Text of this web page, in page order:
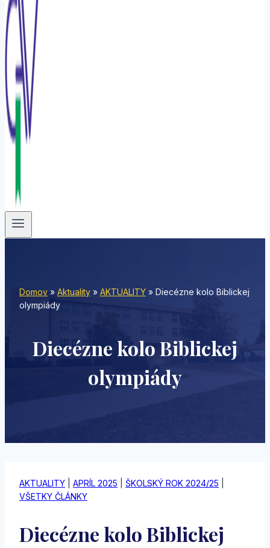
Domov » Aktuality » AKTUALITY » Diecézne kolo Biblickej
olympiády
Diecézne kolo Biblickej
olympiády
AKTUALITY APRÍL 2025 ŠKOLSKÝ ROK 2024/25
VŠETKY ČLÁNKY
Diecézne kolo Biblickej